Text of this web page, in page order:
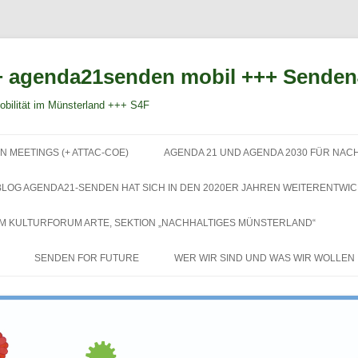
agenda21senden mobil +++
im Münsterland +++ S4F
Inhalt
MEETINGS (+ ATTAC-COE) AGENDA 21 UND AGENDA 2030 FÜR
AGENDA21-SENDEN HAT SICH IN DEN 2020ER JAHREN
KULTURFORUM ARTE, SEKTION „NACHHALTIGES MÜNSTERLAND“
SENDEN FOR FUTURE WER WIR SIND UND WAS WIR WOLLEN